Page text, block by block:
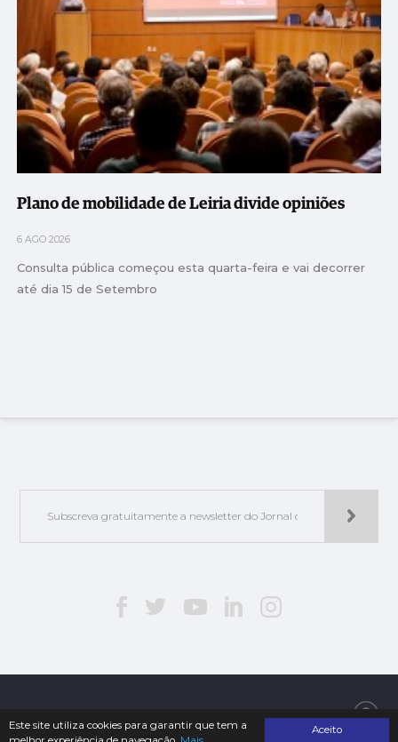
Aceito
Este site utiliza cookies para garantir que tem a
Plano de mobilidade de Leiria divide opiniões
6 AGO 2026
Consulta pública começou esta quarta-feira e vai decorrer
até dia 15 de Setembro